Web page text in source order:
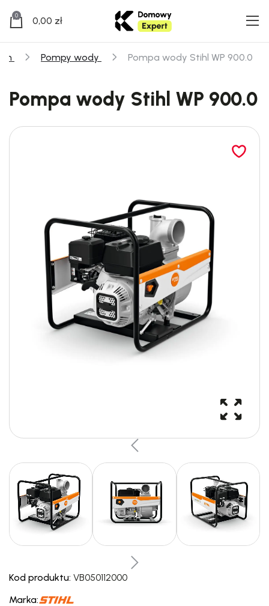
0 0,00 zł
Pompy wody Pompa wody Stihl WP 900.0
Pompa wody Stihl WP 900.0
Kod produktu: VB050112000
Marka: